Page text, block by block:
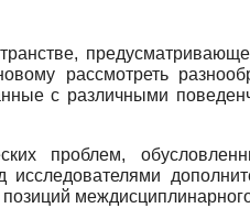
рассмотреть
с различными
проблем,